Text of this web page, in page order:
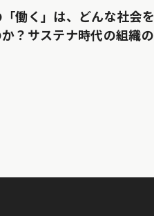
「働く」は、どんな社会を
？サステナ時代の組織の